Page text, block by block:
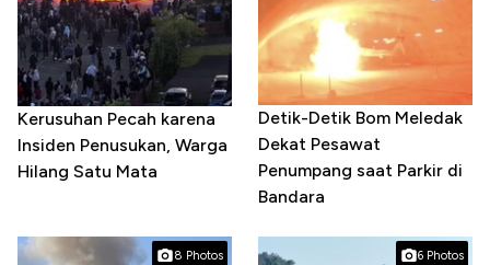
Kerusuhan Pecah karena
Insiden Penusukan, Warga
Hilang Satu Mata
Detik-Detik Bom Meledak
Dekat Pesawat
Penumpang saat Parkir di
Bandara
8 Photos 6 Photos